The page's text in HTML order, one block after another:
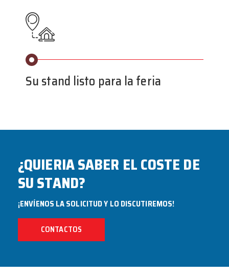
Su stand listo para la feria
¿QUIERIA SABER EL COSTE DE
SU STAND?
¡ENVÍENOS LA SOLICITUD Y LO DISCUTIREMOS!
CONTACTOS